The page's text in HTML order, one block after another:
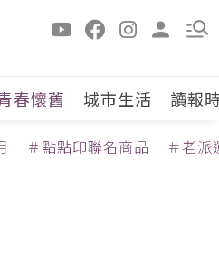
春懷舊 城市生活 讀報
＃點點印聯名商品 ＃老派